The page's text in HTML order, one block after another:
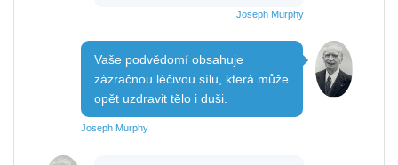
Joseph Murphy
Vaše podvědomí obsahuje
zázračnou léčivou sílu, která může
opět uzdravit tělo i duši.
Joseph Murphy